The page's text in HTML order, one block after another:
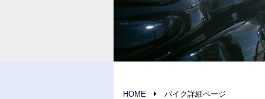
HOME バイク詳細ページ